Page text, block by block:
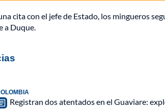
cita con el jefe de Estado, los mingueros
a Duque.
Registran dos atentados en el Guaviare: